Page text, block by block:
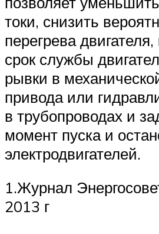
токи, снизить
перегрева
срок службы
рывки в
привода или
в трубопроводах и
момент пуска и
электродвигателей.
1.Журнал
2013 г